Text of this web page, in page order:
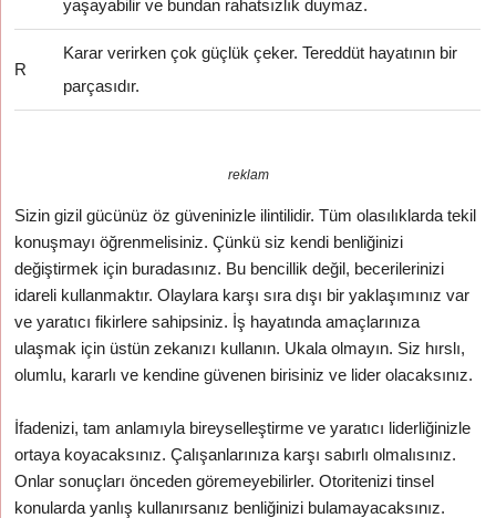
yaşayabilir ve bundan rahatsızlık duymaz.
R
Karar verirken çok güçlük çeker. Tereddüt hayatının bir
parçasıdır.
reklam
Sizin gizil gücünüz öz güveninizle ilintilidir. Tüm olasılıklarda tekil
konuşmayı öğrenmelisiniz. Çünkü siz kendi benliğinizi
değiştirmek için buradasınız. Bu bencillik değil, becerilerinizi
idareli kullanmaktır. Olaylara karşı sıra dışı bir yaklaşımınız var
ve yaratıcı fikirlere sahipsiniz. İş hayatında amaçlarınıza
ulaşmak için üstün zekanızı kullanın. Ukala olmayın. Siz hırslı,
olumlu, kararlı ve kendine güvenen birisiniz ve lider olacaksınız.
İfadenizi, tam anlamıyla bireyselleştirme ve yaratıcı liderliğinizle
ortaya koyacaksınız. Çalışanlarınıza karşı sabırlı olmalısınız.
Onlar sonuçları önceden göremeyebilirler. Otoritenizi tinsel
konularda yanlış kullanırsanız benliğinizi bulamayacaksınız.